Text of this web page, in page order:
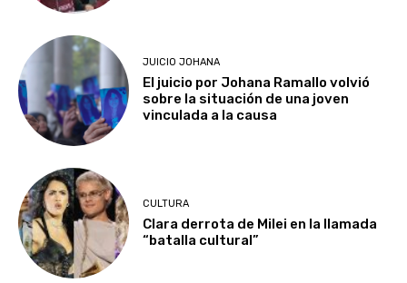
JUICIO JOHANA
El juicio por Johana Ramallo volvió
sobre la situación de una joven
vinculada a la causa
CULTURA
Clara derrota de Milei en la llamada
“batalla cultural”